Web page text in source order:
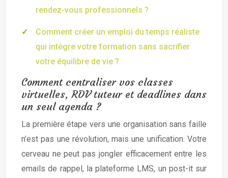
rendez-vous professionnels ?
Comment créer un emploi du temps réaliste
qui intègre votre formation sans sacrifier
votre équilibre de vie ?
Comment centraliser vos classes
virtuelles, RDV tuteur et deadlines dans
un seul agenda ?
La première étape vers une organisation sans faille
n’est pas une révolution, mais une unification. Votre
cerveau ne peut pas jongler efficacement entre les
emails de rappel, la plateforme LMS, un post-it sur